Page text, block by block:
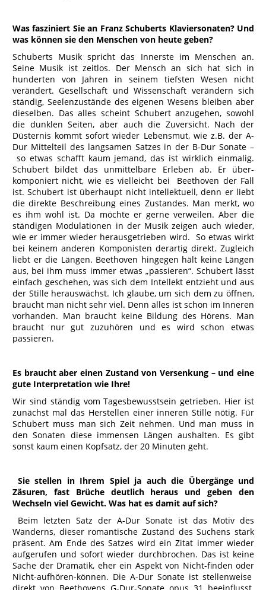
Was fasziniert Sie an Franz Schuberts Klaviersonaten? Und
was können sie den Menschen von heute geben?
Schuberts Musik spricht das Innerste im Menschen an.
Seine Musik ist zeitlos. Der Mensch an sich hat sich in
hunderten von Jahren in seinem tiefsten Wesen nicht
verändert. Gesellschaft und Wissenschaft verändern sich
ständig, Seelenzustände des eigenen Wesens bleiben aber
dieselben. Das alles scheint Schubert anzugehen, sowohl
die dunklen Seiten, aber auch die Zuversicht. Nach der
Düsternis kommt sofort wieder Lebensmut, wie z.B. der A-
Dur Mittelteil des langsamen Satzes in der B-Dur Sonate –
so etwas schafft kaum jemand, das ist wirklich einmalig.
Schubert bildet das unmittelbare Erleben ab. Er über-
komponiert nicht, wie es vielleicht bei Beethoven der Fall
ist. Schubert ist überhaupt nicht intellektuell, denn er liebt
die direkte Beschreibung eines Zustandes. Man merkt, wo
es ihm wohl ist. Da möchte er gerne verweilen. Aber die
ständigen Modulationen in der Musik zeigen auch wieder,
wie er immer wieder herausgetrieben wird. So etwas wirkt
bei keinem anderen Komponisten derartig direkt. Zugleich
liebt er die Längen. Beethoven hingegen hält keine Längen
aus, bei ihm muss immer etwas „passieren“. Schubert lässt
einfach geschehen, was sich dem Intellekt entzieht und aus
der Stille herauswächst. Ich glaube, um sich dem zu öffnen,
braucht man nicht sehr viel. Denn alles ist schon im Inneren
vorhanden. Man braucht keine Bildung des Hörens. Man
braucht nur gut zuzuhören und es wird schon etwas
passieren.
Es braucht aber einen Zustand von Versenkung – und eine
gute Interpretation wie Ihre!
Wir sind ständig vom Tagesbewusstsein getrieben. Hier ist
zunächst mal das Herstellen einer inneren Stille nötig. Für
Schubert muss man sich Zeit nehmen. Und man muss in
den Sonaten diese immensen Längen aushalten. Es gibt
sonst kaum einen Kopfsatz, der 20 Minuten geht.
Sie stellen in Ihrem Spiel ja auch die Übergänge und
Zäsuren, fast Brüche deutlich heraus und geben den
Wechseln viel Gewicht. Was hat es damit auf sich?
Beim letzten Satz der A-Dur Sonate ist das Motiv des
Wanderns, dieser romantische Zustand des Suchens stark
präsent. Am Ende des Satzes wird ein Zitat immer wieder
aufgerufen und sofort wieder durchbrochen. Das ist keine
Sache der Dramatik, eher ein Aspekt von Nicht-finden oder
Nicht-aufhören-können. Die A-Dur Sonate ist stellenweise